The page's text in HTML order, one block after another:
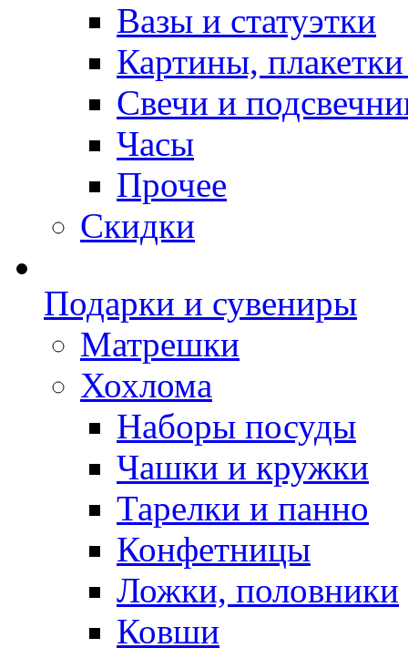
Вазы и статуэтки
Картины,
Свечи и
Часы
Прочее
Скидки
Подарки и сувениры
Матрешки
Хохлома
Наборы посуды
Чашки и кружки
Тарелки и панно
Конфетницы
Ложки, половники
Ковши